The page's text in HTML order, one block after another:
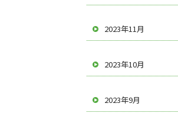
2023年11月
2023年10月
2023年9月